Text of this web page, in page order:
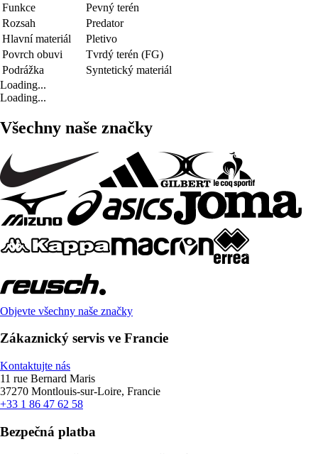
Funkce
Pevný terén
Rozsah
Predator
Hlavní materiál
Pletivo
Povrch obuvi
Tvrdý terén (FG)
Podrážka
Syntetický materiál
Loading...
Loading...
Všechny naše značky
Objevte všechny naše značky
Zákaznický servis ve Francie
Kontaktujte nás
11 rue Bernard Maris
37270 Montlouis-sur-Loire, Francie
+33 1 86 47 62 58
Bezpečná platba